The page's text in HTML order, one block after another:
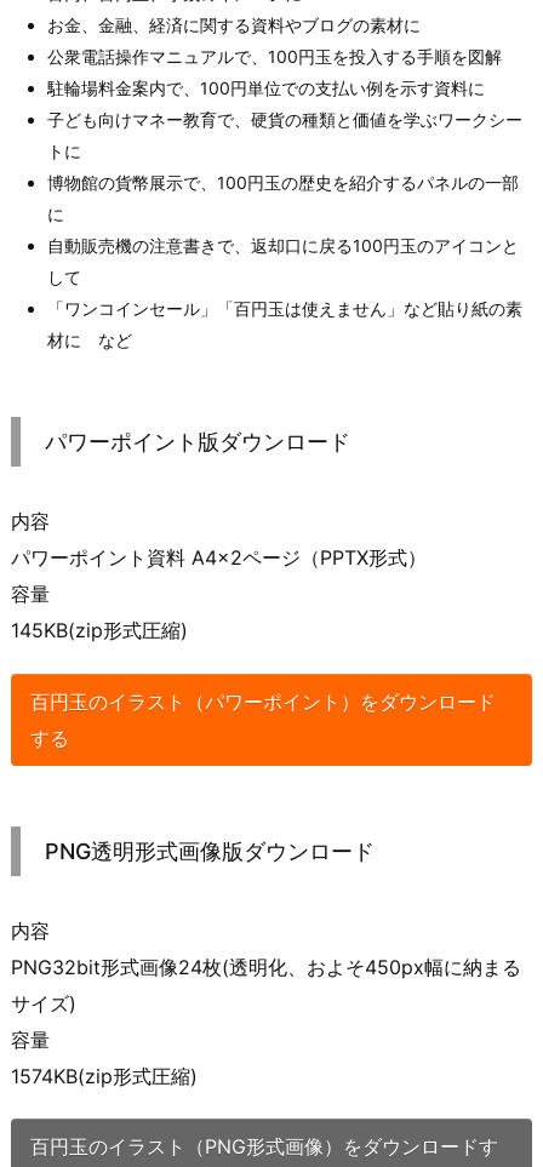
お金、金融、経済に関する資料やブログの素材に
公衆電話操作マニュアルで、100円玉を投入する手順を図解
駐輪場料金案内で、100円単位での支払い例を示す資料に
子ども向けマネー教育で、硬貨の種類と価値を学ぶワークシー
トに
博物館の貨幣展示で、100円玉の歴史を紹介するパネルの一部
に
自動販売機の注意書きで、返却口に戻る100円玉のアイコンと
して
「ワンコインセール」「百円玉は使えません」など貼り紙の素
材に など
パワーポイント版ダウンロード
内容
パワーポイント資料 A4×2ページ（PPTX形式）
容量
145KB(zip形式圧縮)
百円玉のイラスト（パワーポイント）をダウンロード
する
PNG透明形式画像版ダウンロード
内容
PNG32bit形式画像24枚(透明化、およそ450px幅に納まる
サイズ)
容量
1574KB(zip形式圧縮)
百円玉のイラスト（PNG形式画像）をダウンロードす